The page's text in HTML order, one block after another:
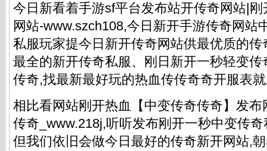
今日新看着手游sf平台发布站开传奇网站|
网站-www.szch108,今日新开手游传奇网站
私服玩家提今日新开传奇网站供最优质的
最全的新开传奇私服、刚日新开一秒轻变
传奇,找最新最好玩的热血传传奇奇开服表
相比看网站刚开热血【中变传奇传奇】发
传奇_www.218j,听听发布刚开一秒中变传奇
但我们依旧会做今日最好的传奇新开网站,